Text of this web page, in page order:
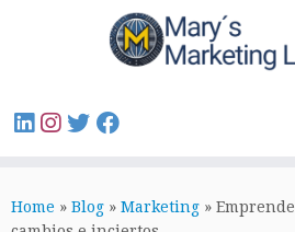
Home » Blog » Marketing »